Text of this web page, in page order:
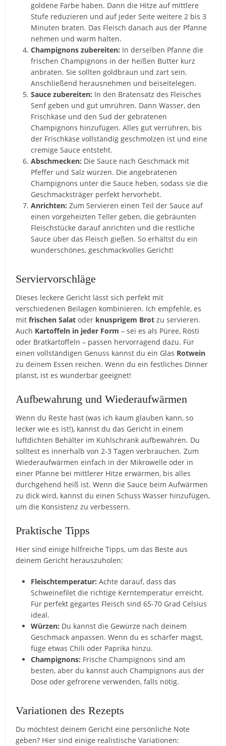
goldene Farbe haben. Dann die Hitze auf mittlere
Stufe reduzieren und auf jeder Seite weitere 2 bis 3
Minuten braten. Das Fleisch danach aus der Pfanne
nehmen und warm halten.
Champignons zubereiten: In derselben Pfanne die
frischen Champignons in der heißen Butter kurz
anbraten. Sie sollten goldbraun und zart sein.
Anschließend herausnehmen und beiseitelegen.
Sauce zubereiten: In den Bratensatz des Fleisches
Senf geben und gut umrühren. Dann Wasser, den
Frischkäse und den Sud der gebratenen
Champignons hinzufügen. Alles gut verrühren, bis
der Frischkäse vollständig geschmolzen ist und eine
cremige Sauce entsteht.
Abschmecken: Die Sauce nach Geschmack mit
Pfeffer und Salz würzen. Die angebratenen
Champignons unter die Sauce heben, sodass sie die
Geschmacksträger perfekt hervorhebt.
Anrichten: Zum Servieren einen Teil der Sauce auf
einen vorgeheizten Teller geben, die gebräunten
Fleischstücke darauf anrichten und die restliche
Sauce über das Fleisch gießen. So erhältst du ein
wunderschönes, geschmackvolles Gericht!
Serviervorschläge
Dieses leckere Gericht lässt sich perfekt mit
verschiedenen Beilagen kombinieren. Ich empfehle, es
mitfrischen Salat oder knusprigem Brot zu servieren.
Auch Kartoffeln in jeder Form – sei es als Püree, Rösti
oder Bratkartoffeln – passen hervorragend dazu. Für
einen vollständigen Genuss kannst du ein Glas Rotwein
zu deinem Essen reichen. Wenn du ein festliches Dinner
planst, ist es wunderbar geeignet!
Aufbewahrung und Wiederaufwärmen
Wenn du Reste hast (was ich kaum glauben kann, so
lecker wie es ist!), kannst du das Gericht in einem
luftdichten Behälter im Kühlschrank aufbewahren. Du
solltest es innerhalb von 2-3 Tagen verbrauchen. Zum
Wiederaufwärmen einfach in der Mikrowelle oder in
einer Pfanne bei mittlerer Hitze erwärmen, bis alles
durchgehend heiß ist. Wenn die Sauce beim Aufwärmen
zu dick wird, kannst du einen Schuss Wasser hinzufügen,
um die Konsistenz zu verbessern.
Praktische Tipps
Hier sind einige hilfreiche Tipps, um das Beste aus
deinem Gericht herauszuholen:
Fleischtemperatur: Achte darauf, dass das
Schweinefilet die richtige Kerntemperatur erreicht.
Für perfekt gegartes Fleisch sind 65-70 Grad Celsius
ideal.
Würzen: Du kannst die Gewürze nach deinem
Geschmack anpassen. Wenn du es schärfer magst,
füge etwas Chili oder Paprika hinzu.
Champignons: Frische Champignons sind am
besten, aber du kannst auch Champignons aus der
Dose oder gefrorene verwenden, falls nötig.
Variationen des Rezepts
Du möchtest deinem Gericht eine persönliche Note
geben? Hier sind einige realistische Variationen: